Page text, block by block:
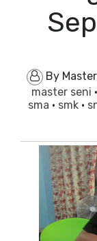
By
master seni ·
sma · smk ·